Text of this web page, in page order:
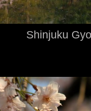
Shinjuku